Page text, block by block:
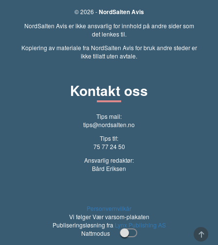
© 2026 -NordSalten Avis
NordSalten Avis er ikke ansvarlig for innhold på andre sider som
det lenkes til.
Kopiering av materiale fra NordSalten Avis for bruk andre steder er
ikke tillatt uten avtale.
Kontakt oss
Tips mail:
tips@nordsalten.no
Tips tlf:
75 77 24 50
Ansvarlig redaktør:
Bård Eriksen
Personvernvilkår
Vi følger Vær varsom-plakaten
Publiseringsløsning fra Lynx Publishing AS
Nattmodus